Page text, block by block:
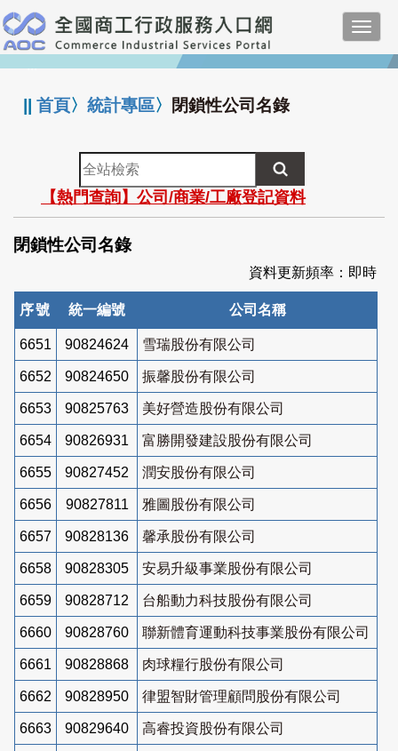
跳
到
主
要
:::
||首頁〉統計專區〉 閉鎖性公司名錄
全
站
檢
索
【熱門查詢】公司/商業/工廠登記資料
閉鎖性公司名錄
資料更新頻率：即時
序號 統一編號 公司名稱
6651 90824624 雪瑞股份有限公司
6652 90824650 振馨股份有限公司
6653 90825763 美好營造股份有限公司
6654 90826931 富勝開發建設股份有限公司
6655 90827452 潤安股份有限公司
6656 90827811 雅圖股份有限公司
6657 90828136 馨承股份有限公司
6658 90828305 安易升級事業股份有限公司
6659 90828712 台船動力科技股份有限公司
6660 90828760 聯新體育運動科技事業股份有限公司
6661 90828868 肉球糧行股份有限公司
6662 90828950 律盟智財管理顧問股份有限公司
6663 90829640 高睿投資股份有限公司